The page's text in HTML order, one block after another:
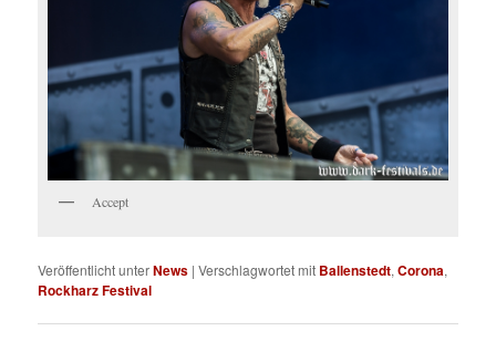
Accept
Veröffentlicht unterNews |Verschlagwortet mit Ballenstedt,Corona,
Rockharz Festival